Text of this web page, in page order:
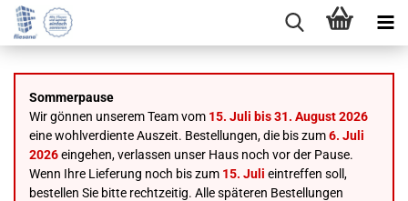
Sommerpause
Wir gönnen unserem Team vom 15. Juli bis 31. August 2026
eine wohlverdiente Auszeit. Bestellungen, die bis zum6. Juli
2026eingehen, verlassen unser Haus noch vor der Pause.
Wenn Ihre Lieferung noch bis zum 15. Juli eintreffen soll,
bestellen Sie bitte rechtzeitig. Alle späteren Bestellungen